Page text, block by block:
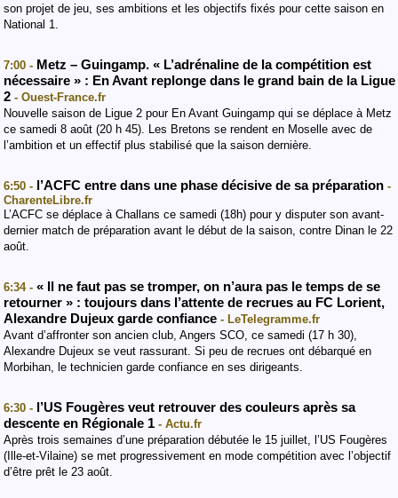
son projet de jeu, ses ambitions et les objectifs fixés pour cette saison en
National 1.
7:00 - Metz – Guingamp. « L’adrénaline de la compétition est
nécessaire » : En Avant replonge dans le grand bain de la Ligue
2 - Ouest-France.fr
Nouvelle saison de Ligue 2 pour En Avant Guingamp qui se déplace à Metz
ce samedi 8 août (20 h 45). Les Bretons se rendent en Moselle avec de
l’ambition et un effectif plus stabilisé que la saison dernière.
6:50 - l’ACFC entre dans une phase décisive de sa préparation -
CharenteLibre.fr
L’ACFC se déplace à Challans ce samedi (18h) pour y disputer son avant-
dernier match de préparation avant le début de la saison, contre Dinan le 22
août.
6:34 - « Il ne faut pas se tromper, on n’aura pas le temps de se
retourner » : toujours dans l’attente de recrues au FC Lorient,
Alexandre Dujeux garde confiance - LeTelegramme.fr
Avant d’affronter son ancien club, Angers SCO, ce samedi (17 h 30),
Alexandre Dujeux se veut rassurant. Si peu de recrues ont débarqué en
Morbihan, le technicien garde confiance en ses dirigeants.
6:30 - l’US Fougères veut retrouver des couleurs après sa
descente en Régionale 1 - Actu.fr
Après trois semaines d’une préparation débutée le 15 juillet, l’US Fougères
(Ille-et-Vilaine) se met progressivement en mode compétition avec l’objectif
d’être prêt le 23 août.